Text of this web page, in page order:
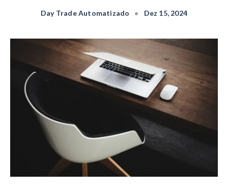
Day Trade Automatizado • Dez 15, 2024